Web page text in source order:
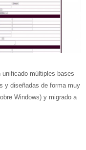
unificado múltiples bases
y diseñadas de forma muy
Windows) y migrado a